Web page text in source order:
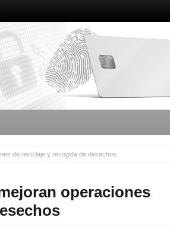
de reciclaje y recogida de desechos
operaciones